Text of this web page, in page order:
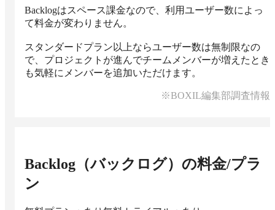
Backlogはスペース課金なので、利用ユーザー数によっ
て料金が変わりません。
スタンダードプラン以上ならユーザー数は無制限なの
で、プロジェクトが進んでチームメンバーが増えたとき
も気軽にメンバーを追加いただけます。
※BOXIL編集部調査情報
Backlog（バックログ） の料金/プラ
ン